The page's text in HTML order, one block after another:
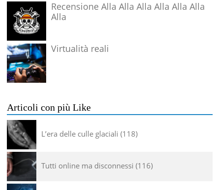
Recensione Alla Alla Alla Alla Alla Alla
Alla
Virtualità reali
Articoli con più Like
L’era delle culle glaciali 118
Tutti online ma disconnessi 116